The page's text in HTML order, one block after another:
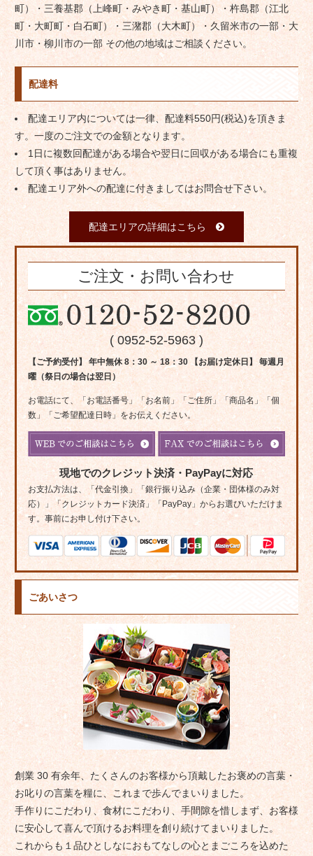
町）・三養基郡（上峰町・みやき町・基山町）・杵島郡（江北
町・大町町・白石町）・三潴郡（大木町）・久留米市の一部・大
川市・柳川市の一部 その他の地域はご相談ください。
配達料
配達エリア内については一律、配達料550円(税込)を頂きま
す。一度のご注文での金額となります。
1日に複数回配達がある場合や翌日に回収がある場合にも重複
して頂く事はありません。
配達エリア外への配達に付きましてはお問合せ下さい。
配達エリアの詳細はこちら
ご注文・お問い合わせ
( 0952-52-5963 )
【ご予約受付】 年中無休 8：30 ～ 18：30 【お届け定休日】 毎週月
曜（祭日の場合は翌日）
お電話にて、「お電話番号」「お名前」「ご住所」「商品名」「個
数」「ご希望配達日時」をお伝えください。
現地でのクレジット決済・PayPayに対応
お支払方法は、「代金引換」「銀行振り込み（企業・団体様のみ対
応）」「クレジットカード決済」「PayPay」からお選びいただけま
す。事前にお申し付け下さい。
ごあいさつ
創業 30 有余年、たくさんのお客様から頂戴したお褒めの言葉・
お叱りの言葉を糧に、これまで歩んでまいりました。
手作りにこだわり、食材にこだわり、手間隙を惜しまず、お客様
に安心して喜んで頂けるお料理を創り続けてまいりました。
これからも１品ひとしなにおもてなしの心とまごころを込めた